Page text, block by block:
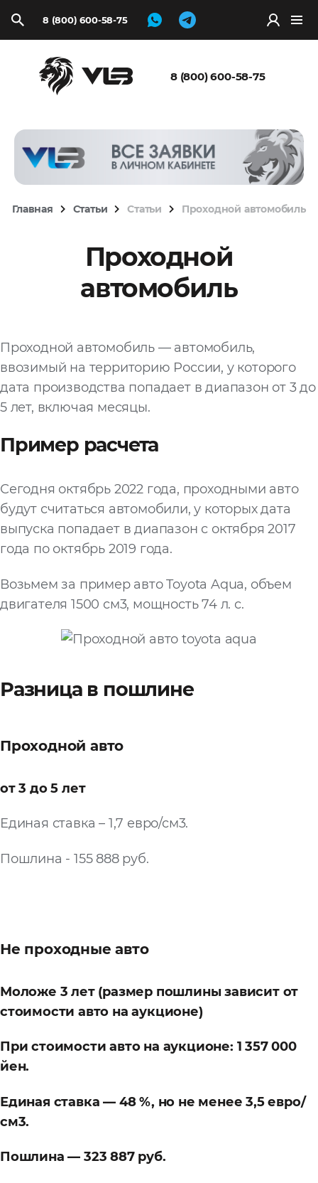
8 (800) 600-58-75
8 (800) 600-58-75
Главная Статьи Статьи Проходной автомобиль
Проходной
автомобиль
Проходной автомобиль — автомобиль,
ввозимый на территорию России, у которого
дата производства попадает в диапазон от 3 до
5 лет, включая месяцы.
Пример расчета
Сегодня октябрь 2022 года, проходными авто
будут считаться автомобили, у которых дата
выпуска попадает в диапазон с октября 2017
года по октябрь 2019 года.
Возьмем за пример авто Toyota Aqua, объем
двигателя 1500 см3, мощность 74 л. с.
Разница в пошлине
Проходной авто
от 3 до 5 лет
Единая ставка – 1,7 евро/см3.
Пошлина - 155 888 руб.
Не проходные авто
Моложе 3 лет (размер пошлины зависит от
стоимости авто на аукционе)
При стоимости авто на аукционе: 1 357 000
йен.
Единая ставка — 48 %, но не менее 3,5 евро/
см3.
Пошлина — 323 887 руб.
Запросить
расчёт
Выбрать файл
Файл
выбран
Добавить еще
Согласен с
политикой
персональных
данных